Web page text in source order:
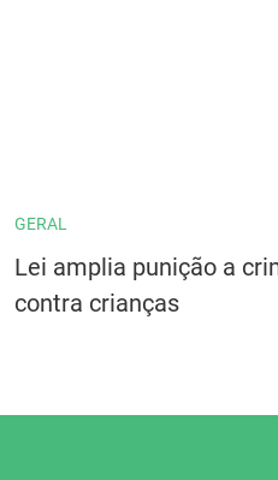
GERAL
Lei amplia punição a
contra crianças